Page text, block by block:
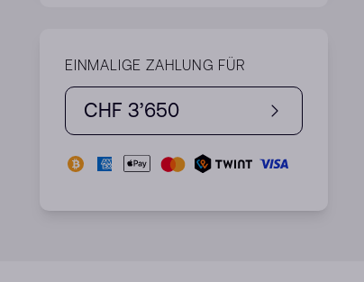
EINMALIGE ZAHLUNG FÜR
CHF 3’650